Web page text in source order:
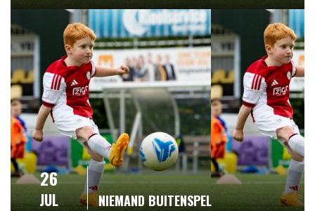
26
JUL NIEMAND BUITENSPEL